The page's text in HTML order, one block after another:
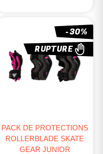
-30%
RUPTURE
PACK DE PROTECTIONS
ROLLERBLADE SKATE
GEAR JUNIOR